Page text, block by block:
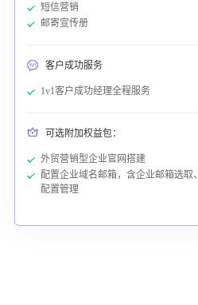
短信营销
邮寄宣传册
客户成功服务
1v1客户成功经理全程服务
可选附加权益包：
外贸营销型企业官网搭建
配置企业域名邮箱，含企业邮箱选取、
配置管理